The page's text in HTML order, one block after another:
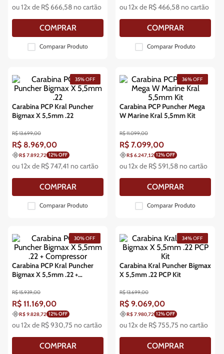
ou12x de R$ 666,58 no cartão
COMPRAR
Comparar Produto
ou12x de R$466,58 no cartão
COMPRAR
Comparar Produto
Carabina PCP Kral Puncher
Bigmax X 5,5mm .22
R$13.699,00
R$ 8.969,00
35%OFF
R$ 7.892,72 12% OFF
ou12x de R$747,41 no cartão
COMPRAR
Comparar Produto
Carabina PCP Puncher Mega
W Marine Kral 5,5mm Kit
R$11.099,00
R$ 7.099,00
36%OFF
R$ 6.247,12 12% OFF
ou12x de R$ 591,58 no cartão
COMPRAR
Comparar Produto
Carabina PCP Kral Puncher
Bigmax X 5,5mm .22 +
R$15.939,00
R$ 11.169,00
30%OFF
R$ 9.828,72 12% OFF
ou12x de R$930,75 no cartão
COMPRAR
Carabina Kral Puncher Bigmax
X 5,5mm .22 PCP Kit
R$13.699,00
R$ 9.069,00
34%OFF
R$ 7.980,72 12% OFF
ou12x de R$755,75 no cartão
COMPRAR